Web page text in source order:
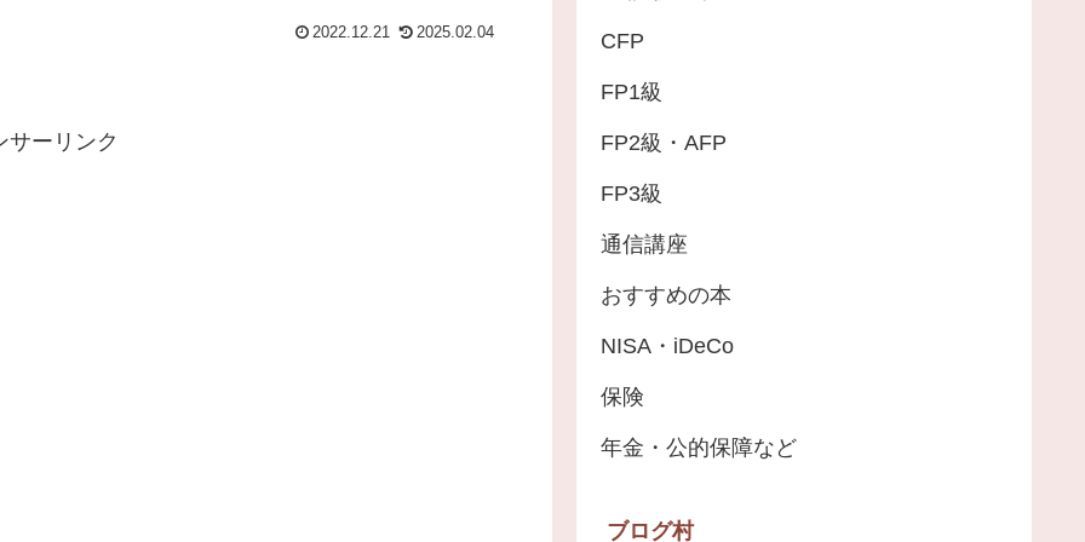
2022.12.21 2025.02.04
サーリンク
CFP
FP1級
FP2級・AFP
FP3級
通信講座
おすすめの本
NISA・iDeCo
保険
年金・公的保障など
ブログ村